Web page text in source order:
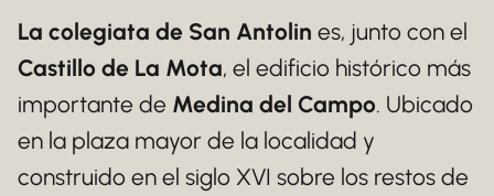
La colegiata de San Antolin es, junto con el
Castillo de La Mota, el edificio histórico más
importante de Medina del Campo. Ubicado
en la plaza mayor de la localidad y
construido en el siglo XVI sobre los restos de